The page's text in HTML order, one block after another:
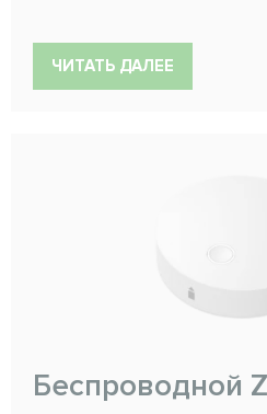
ЧИТАТЬ ДАЛЕЕ
Беспроводной